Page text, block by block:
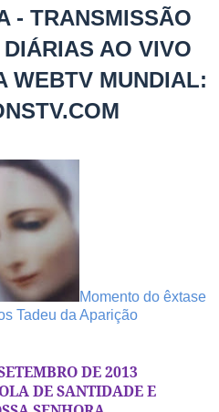
- TRANSMISSÃO
AO VIVO
WEBTV MUNDIAL:
Momento do êxtase
Tadeu da Aparição
DE 2013
DE SANTIDADE E